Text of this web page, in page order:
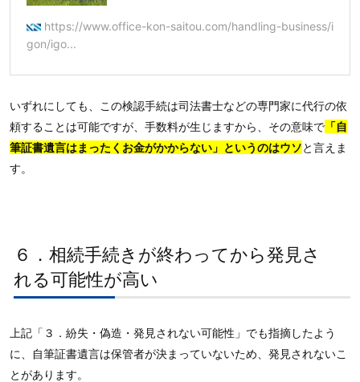
https://www.office-kon-saitou.com/handling-business/i
gon/igo...
いずれにしても、この検認手続は司法書士などの専門家に代行の依
頼することは可能ですが、手数料が生じますから、その意味で 「自
筆証書遺言はまったくお金がかからない」というのはウソと言えま
す。
６．相続手続きが終わってから発見さ
れる可能性が高い
上記「３．紛失・偽造・発見されない可能性」でも指摘したよう
に、自筆証書遺言は保管者が決まっていないため、発見されないこ
とがあります。